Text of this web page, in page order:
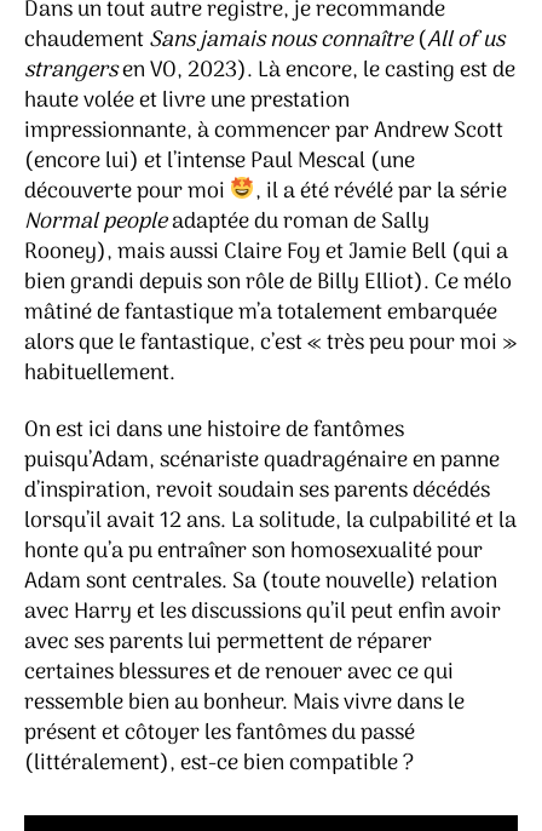
Dans un tout autre registre, je recommande
chaudementSans jamais nous connaître(All of us
strangersen VO, 2023). Là encore, le casting est de
haute volée et livre une prestation
impressionnante, à commencer par Andrew Scott
(encore lui) et l’intense Paul Mescal (une
découverte pour moi
, il a été révélé par la série
Normal peopleadaptée du roman de Sally
Rooney), mais aussi Claire Foy et Jamie Bell (qui a
bien grandi depuis son rôle de Billy Elliot). Ce mélo
mâtiné de fantastique m’a totalement embarquée
alors que le fantastique, c’est « très peu pour moi »
habituellement.
On est ici dans une histoire de fantômes
puisqu’Adam, scénariste quadragénaire en panne
d’inspiration, revoit soudain ses parents décédés
lorsqu’il avait 12 ans. La solitude, la culpabilité et la
honte qu’a pu entraîner son homosexualité pour
Adam sont centrales. Sa (toute nouvelle) relation
avec Harry et les discussions qu’il peut enfin avoir
avec ses parents lui permettent de réparer
certaines blessures et de renouer avec ce qui
ressemble bien au bonheur. Mais vivre dans le
présent et côtoyer les fantômes du passé
(littéralement), est-ce bien compatible ?